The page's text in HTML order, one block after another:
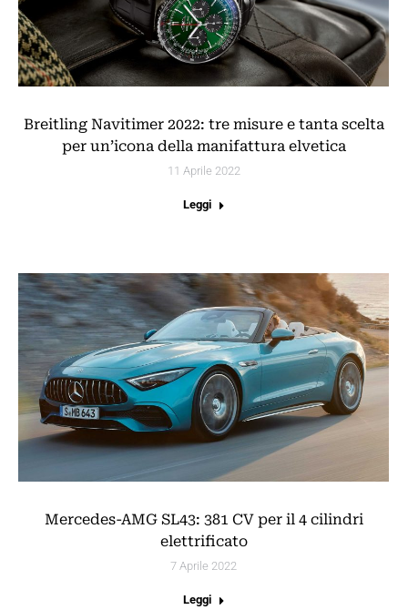
Breitling Navitimer 2022: tre misure e tanta scelta
per un’icona della manifattura elvetica
11 Aprile 2022
Leggi
Mercedes-AMG SL43: 381 CV per il 4 cilindri
elettrificato
7 Aprile 2022
Leggi